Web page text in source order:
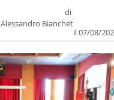
di
Alessandro Bianchet
il 07/08/